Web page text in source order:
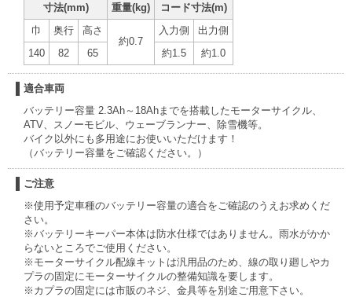
寸法(mm) 重量(kg)
コード寸法(m)
巾
奥行
高さ
約0.7
入力側
出力側
140
82 65 約1.5 約1.0
適合車両
バッテリー容量 2.3Ah～18Ahまでを搭載したモーターサイクル、
ATV、スノーモビル、ウェーブランナー、除雪機等。
バイク以外にも多用途にお使いいただけます！
（バッテリー容量をご確認ください。）
ご注意
※使用予定車種のバッテリー容量の適合をご確認のうえお求めくだ
さい。
※バッテリーキーパー本体は防水仕様ではありません。雨水がかか
らないところでご使用ください。
※モーターサイクル配線キットは汎用品のため、線の取り廻しやカ
プラの固定にモーターサイクルの整備知識を要します。
※カプラの固定には市販のネジ、金具等を別途ご用意下さい。